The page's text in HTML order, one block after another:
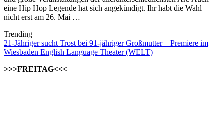
eine Hip Hop Legende hat sich angekündigt. Ihr habt die Wahl –
nicht erst am 26. Mai …
Trending
21-Jähriger sucht Trost bei 91-jähriger Großmutter – Premiere im
Wiesbaden English Language Theater (WELT)
>>>FREITAG<<<